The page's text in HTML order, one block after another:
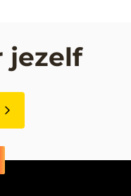
jezelf